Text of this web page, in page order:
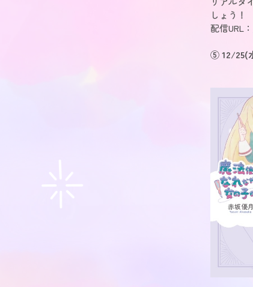
しょう！
配信URL：
⑤ 12/25(